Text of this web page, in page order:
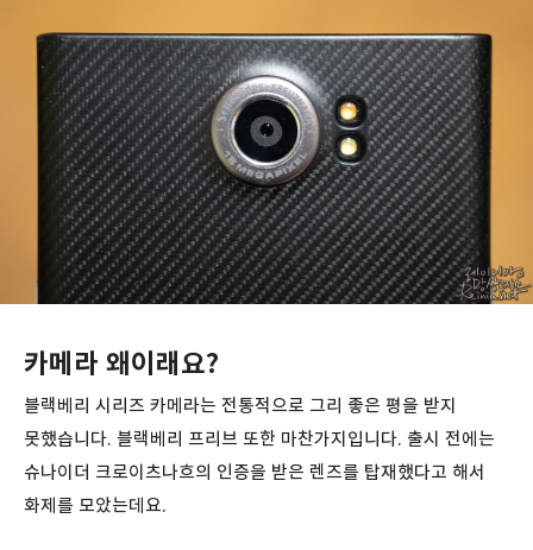
카메라 왜이래요?
블랙베리 시리즈 카메라는 전통적으로 그리 좋은 평을 받지
못했습니다. 블랙베리 프리브 또한 마찬가지입니다. 출시 전에는
슈나이더 크로이츠나흐의 인증을 받은 렌즈를 탑재했다고 해서
화제를 모았는데요.